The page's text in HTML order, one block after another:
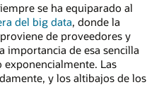
se ha equiparado al
del big data, donde la
de proveedores y
importancia de esa sencilla
Las
y los altibajos de los